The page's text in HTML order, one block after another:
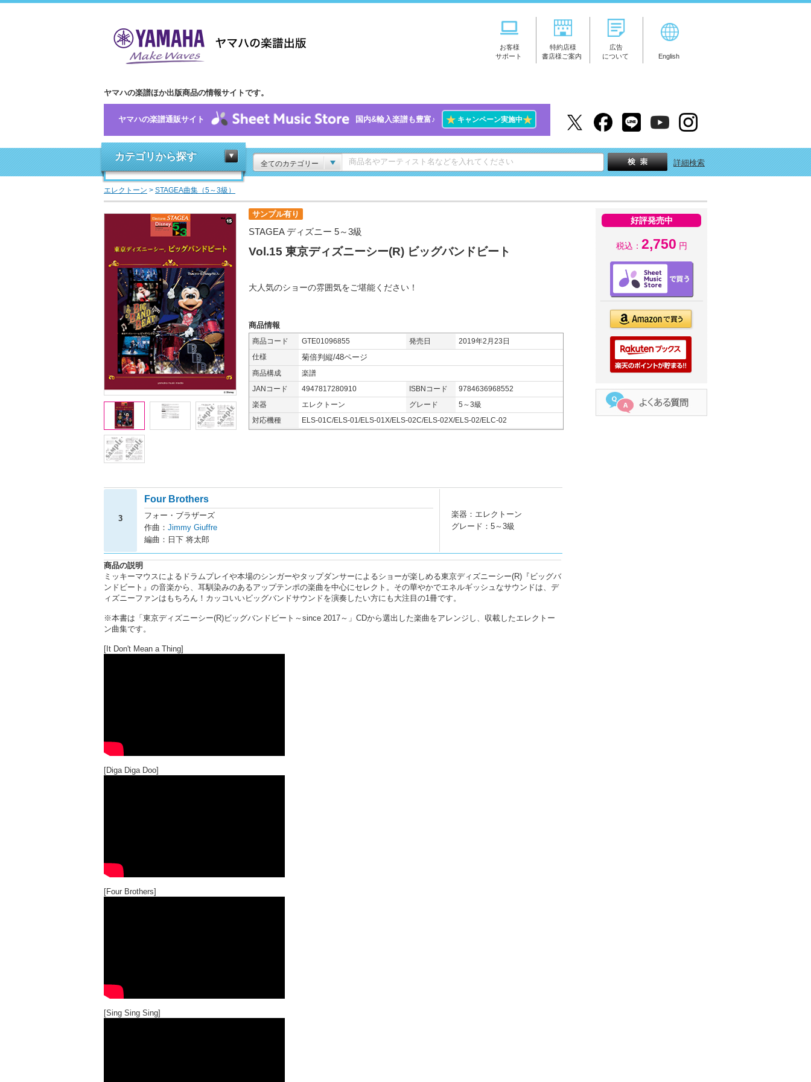
お客様
サポート
特約店様
書店様ご案内
広告
について
English
ヤマハの楽譜ほか出版商品の情報サイトです。
ヤマハの楽譜通販サイト 国内&輸入楽譜も豊富♪ ★キャンペーン実施中★
カテゴリから探す
全てのカテゴリー 詳細検索
エレクトーン > STAGEA曲集（5～3級）
サンプル有り
STAGEA ディズニー 5～3級
Vol.15 東京ディズニーシー(R) ビッグバンドビート
大人気のショーの雰囲気をご堪能ください！
商品情報
商品コード GTE01096855 発売日
2019年2月23日
仕様
菊倍判縦/48ページ
商品構成
楽譜
JANコード
4947817280910 ISBNコード
9784636968552
楽器
エレクトーン グレード
5～3級
対応機種
ELS-01C/ELS-01/ELS-01X/ELS-02C/ELS-02X/ELS-02/ELC-02
3
Four Brothers
フォー・ブラザーズ
作曲： Jimmy Giuffre
編曲：日下 将太郎
楽器：エレクトーン
グレード：5～3級
商品の説明
ミッキーマウスによるドラムプレイや本場のシンガーやタップダンサーによるショーが楽しめる東京ディズニーシー(R)『ビッグバ
ンドビート』の音楽から、耳馴染みのあるアップテンポの楽曲を中心にセレクト。その華やかでエネルギッシュなサウンドは、デ
ィズニーファンはもちろん！カッコいいビッグバンドサウンドを演奏したい方にも大注目の1冊です。
※本書は「東京ディズニーシー(R)ビッグバンドビート～since 2017～」CDから選出した楽曲をアレンジし、収載したエレクトー
ン曲集です。
[It Don't Mean a Thing]
[Diga Diga Doo]
[Four Brothers]
[Sing Sing Sing]
好評発売中
税込： 2,750 円